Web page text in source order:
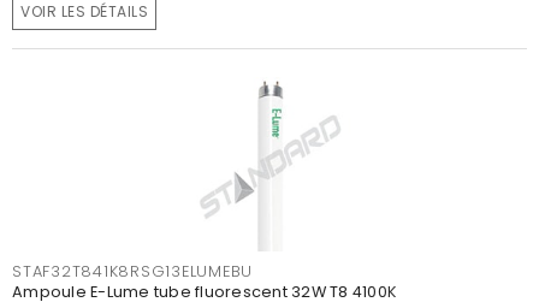
VOIR LES DÉTAILS
STAF32T841K8RSG13ELUMEBU
Ampoule E-Lume tube fluorescent 32W T8 4100K